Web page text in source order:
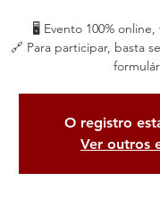
🖥️ Evento 100%
🔗 Para participar, basta
O registro
Ver outros